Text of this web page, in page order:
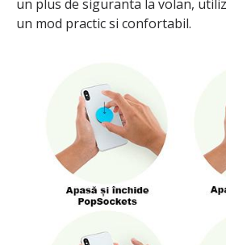
un plus de siguranta la volan,
un mod practic si confortabil.